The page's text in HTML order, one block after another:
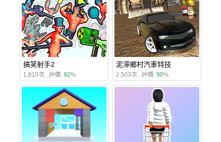
搞笑射手2
1,815次 . 評價: 92%
泥濘鄉村汽車特技
2,503次 . 評價: 90%